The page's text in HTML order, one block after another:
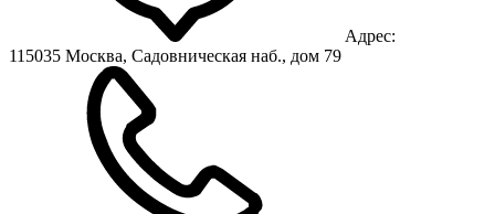
Адрес:
115035 Москва, Садовническая наб., дом 79